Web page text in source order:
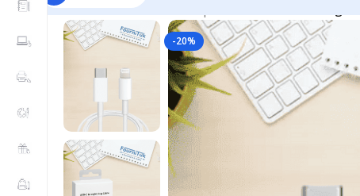
Accueil/Câbles & Connectique
-20%